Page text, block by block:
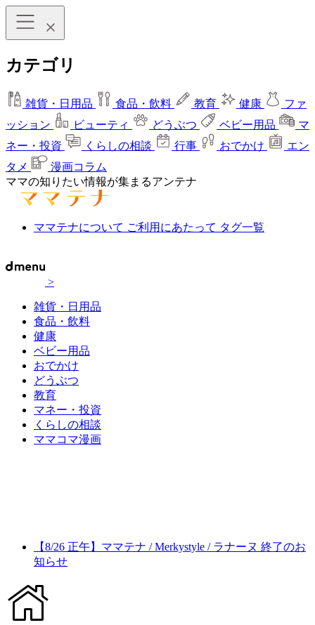
カテゴリ
雑貨・日用品 食品・飲料 教育 健康
ファ
ッション
ビューティ どうぶつ ベビー用品
マ
ネー・投資
くらしの相談 行事 おでかけ
エン
タメ
漫画コラム
ママの知りたい情報が集まるアンテナ
ママテナについて ご利用にあたって タグ一覧
>
雑貨・日用品
食品・飲料
健康
ベビー用品
おでかけ
どうぶつ
教育
マネー・投資
くらしの相談
ママコマ漫画
【8/26 正午】ママテナ / Merkystyle / ラナーヌ 終了のお
知らせ